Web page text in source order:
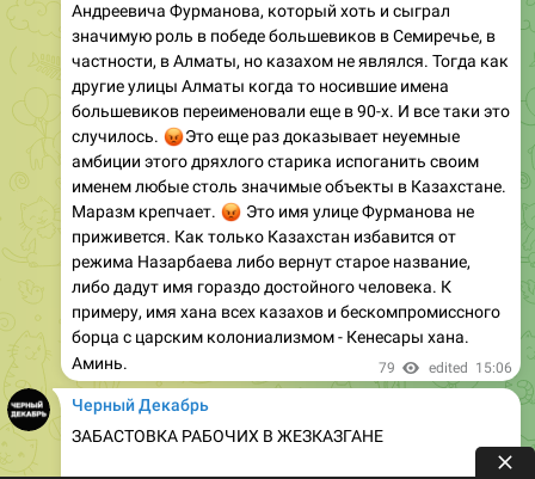
Андреевича Фурманова, который хоть и сыграл
значимую роль в победе большевиков в Семиречье, в
частности, в Алматы, но казахом не являлся. Тогда как
другие улицы Алматы когда то носившие имена
большевиков переименовали еще в 90-х. И все таки это
случилось.
Это еще раз доказывает неуемные
амбиции этого дряхлого старика испоганить своим
именем любые столь значимые объекты в Казахстане.
Маразм крепчает.
😡Это имя улице Фурманова не
приживется. Как только Казахстан избавится от
режима Назарбаева либо вернут старое название,
либо дадут имя гораздо достойного человека. К
примеру, имя хана всех казахов и бескомпромиссного
борца с царским колониализмом - Кенесары хана.
Аминь.
79 edited 15:06
Черный Декабрь
ЗАБАСТОВКА РАБОЧИХ В ЖЕЗКАЗГАНЕ